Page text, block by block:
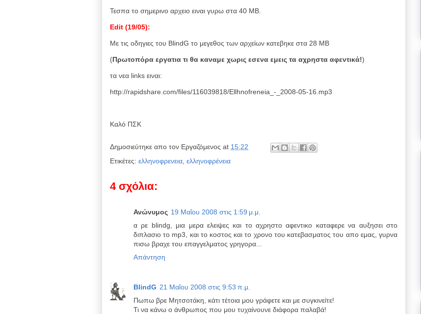
Τεσπα το σημερινο αρχειο ειναι γυρω στα 40 ΜΒ.
Edit (19/05):
Με τις οδηγιες του BlindG το μεγεθος των αρχείων κατεβηκε στα 28 ΜΒ
(Πρωτοπόρα εργατια τι θα καναμε χωρις εσενα εμεις τα αχρηστα αφεντικά!)
τα νεα links ειναι:
http://rapidshare.com/files/116039818/Ellhnofreneia_-_2008-05-16.mp3
Καλό ΠΣΚ
Δημοσιεύτηκε απο τον Εργαζόμενος at 15:22
Ετικέτες: ελληνοφρενεια ελληνοφρένεια
4 σχόλια:
Ανώνυμος 19 Μαΐου 2008 στις 1:59 μ.μ.
α ρε blindg, μια μερα ελειψες και το αχρηστο αφεντικο καταφερε να αυξησει στο
διπλασιο το mp3, και το κοστος και το χρονο του κατεβασματος του απο εμας, γυρνα
πισω βραχε του επαγγελματος γρηγορα...
Απάντηση
BlindG 21 Μαΐου 2008 στις 9:53 π.μ.
Πωπω βρε Μητσοτάκη, κάτι τέτοια μου γράφετε και με συγκινείτε!
Τι να κάνω ο άνθρωπος που μου τυχαίνουνε διάφορα παλαβά!